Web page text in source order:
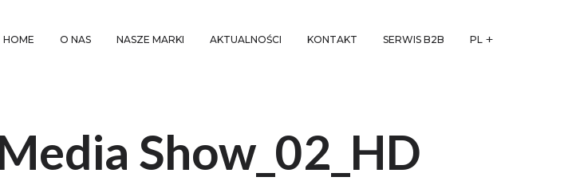
HOME O NAS NASZE MARKI AKTUALNOŚCI KONTAKT SERWIS B2B PL
Show_02_HD